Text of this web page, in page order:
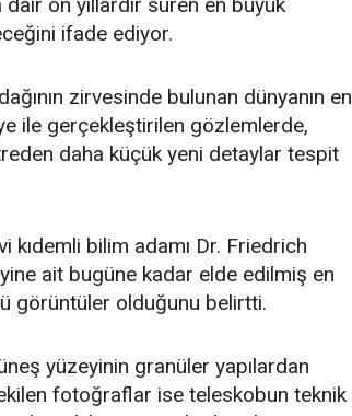
ifade ediyor.
zirvesinde bulunan dünyanın en
ile gerçekleştirilen gözlemlerde,
daha küçük yeni detaylar tespit
kıdemli bilim adamı Dr. Friedrich
ait bugüne kadar elde edilmiş en
görüntüler olduğunu belirtti.
yüzeyinin granüler yapılardan
fotoğraflar ise teleskobun teknik